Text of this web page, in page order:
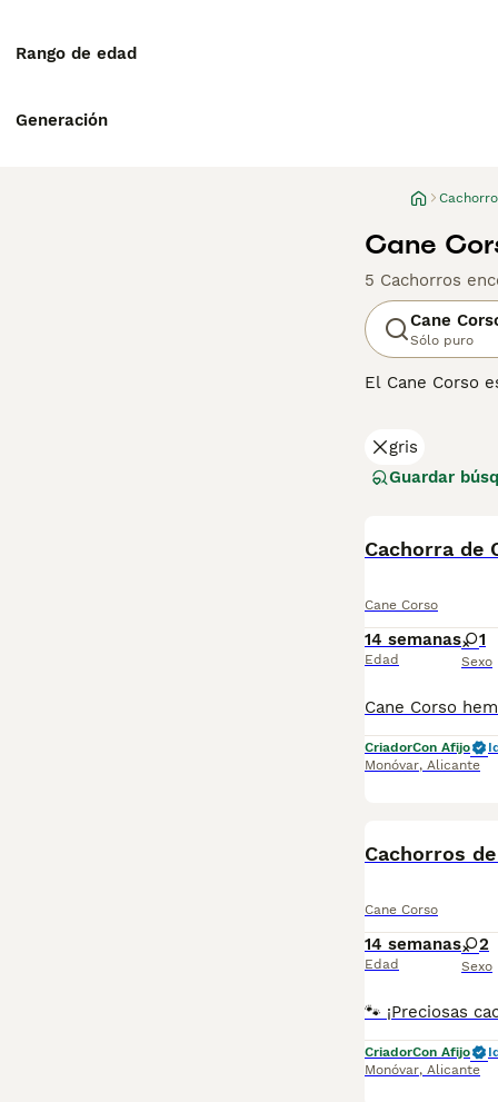
Rango de edad
Generación
Cane
5 Cachorros
Cane
Sólo puro
El Cane Corso
deberá
gris
Guardar
Cachorra de
Cane Corso
14 semanas
Edad
1
Sexo
CriadorCon Afijo
Monóvar, Alicante
Cachorros
Cane Corso
14 semanas
Edad
2
Sexo
CriadorCon Afijo
Monóvar, Alicante